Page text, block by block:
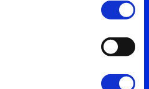
para obtener